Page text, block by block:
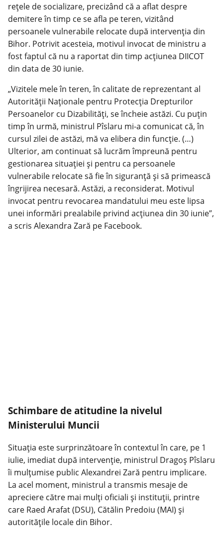
rețele de socializare, precizând că a aflat despre
demitere în timp ce se afla pe teren, vizitând
persoanele vulnerabile relocate după intervenția din
Bihor. Potrivit acesteia, motivul invocat de ministru a
fost faptul că nu a raportat din timp acțiunea DIICOT
din data de 30 iunie.
„Vizitele mele în teren, în calitate de reprezentant al
Autorității Naționale pentru Protecția Drepturilor
Persoanelor cu Dizabilități, se încheie astăzi. Cu puțin
timp în urmă, ministrul Pîslaru mi-a comunicat că, în
cursul zilei de astăzi, mă va elibera din funcție. (…)
Ulterior, am continuat să lucrăm împreună pentru
gestionarea situației și pentru ca persoanele
vulnerabile relocate să fie în siguranță și să primească
îngrijirea necesară. Astăzi, a reconsiderat. Motivul
invocat pentru revocarea mandatului meu este lipsa
unei informări prealabile privind acțiunea din 30 iunie”,
a scris Alexandra Zară pe Facebook.
Schimbare de atitudine la nivelul
Ministerului Muncii
Situația este surprinzătoare în contextul în care, pe 1
iulie, imediat după intervenție, ministrul Dragoș Pîslaru
îi mulțumise public Alexandrei Zară pentru implicare.
La acel moment, ministrul a transmis mesaje de
apreciere către mai mulți oficiali și instituții, printre
care Raed Arafat (DSU), Cătălin Predoiu (MAI) și
autoritățile locale din Bihor.